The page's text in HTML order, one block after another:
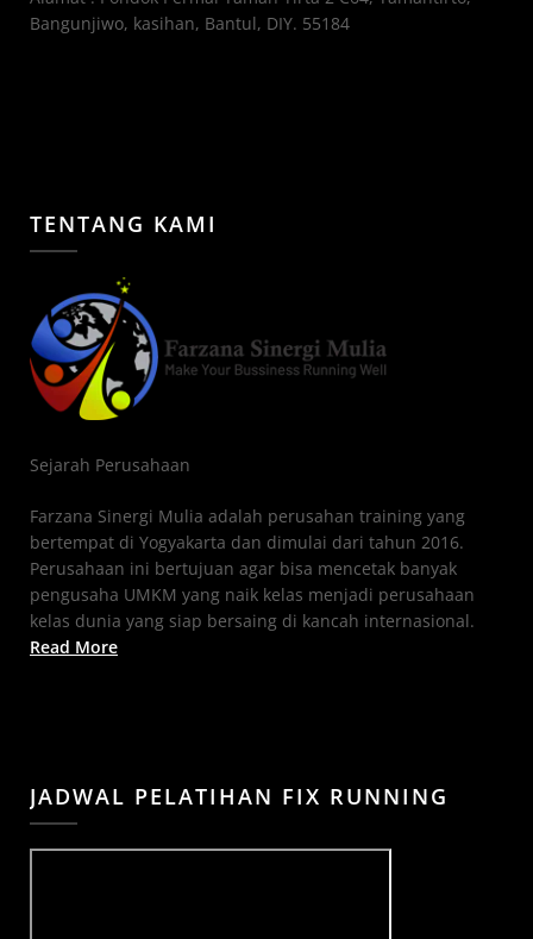
Bangunjiwo, kasihan, Bantul, DIY. 55184
TENTANG KAMI
Sejarah Perusahaan
Farzana Sinergi Mulia adalah perusahan training yang
bertempat di Yogyakarta dan dimulai dari tahun 2016.
Perusahaan ini bertujuan agar bisa mencetak banyak
pengusaha UMKM yang naik kelas menjadi perusahaan
kelas dunia yang siap bersaing di kancah internasional.
Read More
JADWAL PELATIHAN FIX RUNNING